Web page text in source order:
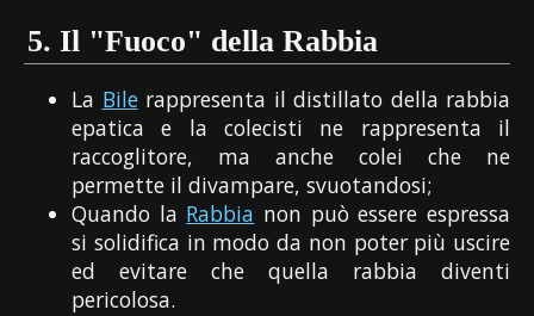
5. Il "Fuoco" della Rabbia
La Bilerappresenta il distillato della rabbia
epatica e la colecisti ne rappresenta il
raccoglitore, ma anche colei che ne
permette il divampare, svuotandosi;
Quando la Rabbia non può essere espressa
si solidifica in modo da non poter più uscire
ed evitare che quella rabbia diventi
pericolosa.